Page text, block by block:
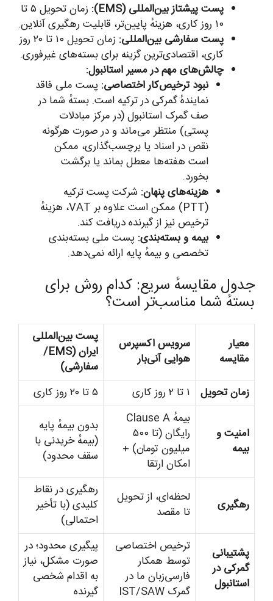
پست پیشتاز بین‌المللی (EMS):
زمان تحویل ۵ تا
۱۰ روز کاری، هزینهٔ پایین‌تر، قابلیت رهگیری آنلاین.
پست سفارشی بین‌المللی:
زمان تحویل ۱۰ تا ۲۰ روز
کاری، اقتصادی‌ترین گزینه برای بسته‌های غیرفوری.
چالش‌های مهم در مسیر استانبول:
نبود ترخیص‌کار اختصاصی: پست ملی فاقد
نمایندهٔ گمرکی در ترکیه است. بستهٔ شما در
صف گمرک استانبول (در مرکز مبادلات
پستی) منتظر می‌ماند و در صورت هرگونه
نقص در اسناد یا برچسب‌گذاری، ممکن
است هفته‌ها معطل بماند یا برگشت
بخورد.
هزینه‌های پنهان: شرکت پست ترکیه
(PTT) ممکن است علاوه بر VAT، هزینهٔ
ترخیص نیز از گیرنده دریافت کند.
بیمه و بسته‌بندی: پست ملی بسته‌بندی
تخصصی و بیمهٔ پایه ارائه نمی‌دهد.
جدول مقایسهٔ سریع: کدام روش برای
بستهٔ شما مناسب‌تر است؟
معیار
مقایسه
سرویس اکسپرس
هوایی آنی‌بار
پست بین‌المللی
ایران (EMS/
سفارشی)
زمان تحویل
۱ تا ۲ روز کاری ۵ تا ۲۰ روز کاری
امنیت و
بیمه
بیمهٔ Clause A
رایگان (تا ۵۰۰
میلیون تومان) +
امکان ارتقا
بدون بیمهٔ پایه
(بیمهٔ خریدنی با
سقف محدود)
رهگیری
لحظه‌ای، از تحویل
تا مقصد
رهگیری در نقاط
کلیدی (با تأخیر
احتمالی)
پشتیبانی
گمرکی در
استانبول
ترخیص اختصاصی
توسط همکار
فارسی‌زبان ما در
گمرک IST/SAW
پیگیری محدود؛ در
صورت مشکل، نیاز
به اقدام شخصی
گیرنده